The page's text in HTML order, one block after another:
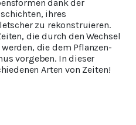
dank der
ihres
zu rekonstruieren.
die durch den Wechsel
die dem Pflanzen-
vorgeben. In dieser
Arten von Zeiten!